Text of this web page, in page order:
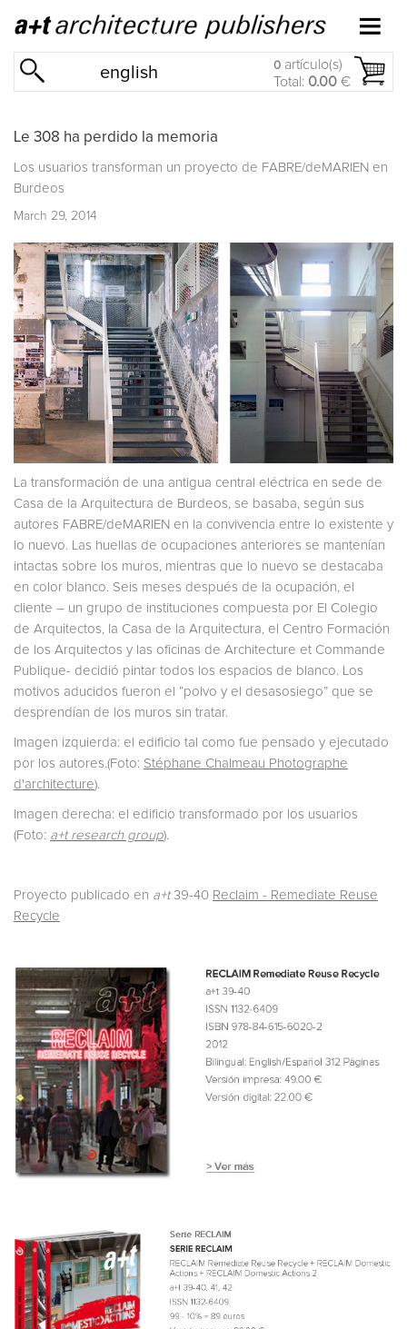
english 0 artículo(s)
Total: 0.00 €
Le 308 ha perdido la memoria
Los usuarios transforman un proyecto de FABRE/deMARIEN en
Burdeos
March 29, 2014
La transformación de una antigua central eléctrica en sede de
Casa de la Arquitectura de Burdeos, se basaba, según sus
autores FABRE/deMARIEN en la convivencia entre lo existente y
lo nuevo. Las huellas de ocupaciones anteriores se mantenían
intactas sobre los muros, mientras que lo nuevo se destacaba
en color blanco. Seis meses después de la ocupación, el
cliente – un grupo de instituciones compuesta por El Colegio
de Arquitectos, la Casa de la Arquitectura, el Centro Formación
de los Arquitectos y las oficinas de Architecture et Commande
Publique- decidió pintar todos los espacios de blanco. Los
motivos aducidos fueron el “polvo y el desasosiego” que se
desprendían de los muros sin tratar.
Imagen izquierda: el edificio tal como fue pensado y ejecutado
por los autores.(Foto: Stéphane Chalmeau Photographe
d'architecture).
Imagen derecha: el edificio transformado por los usuarios
(Foto: a+t research group).
Proyecto publicado en a+t39-40 Reclaim - Remediate Reuse
Recycle